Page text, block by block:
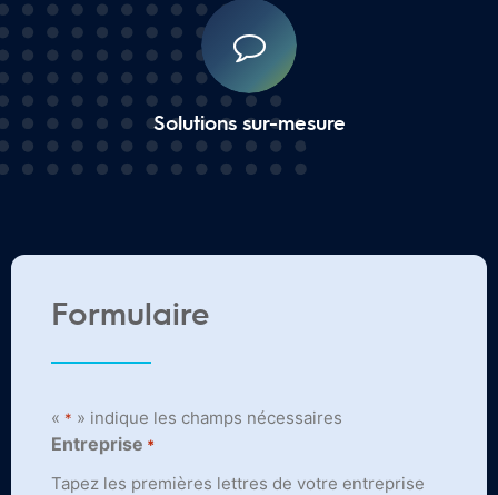
Solutions sur-mesure
Formulaire
« * » indique les champs nécessaires
Entreprise *
Tapez les premières lettres de votre entreprise